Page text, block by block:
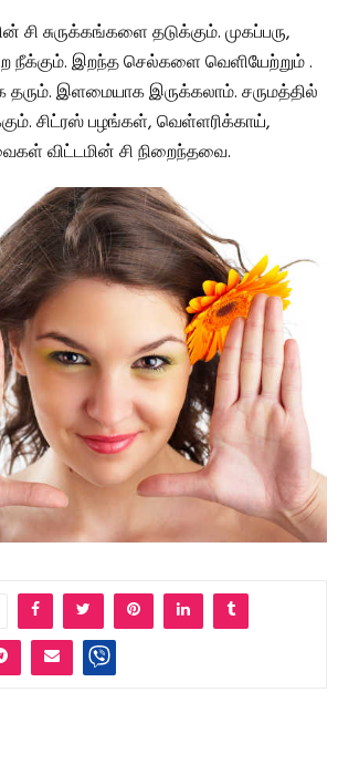
சி சுருக்கங்களை தடுக்கும். முகப்பரு,
நீக்கும். இறந்த செல்களை வெளியேற்றும் .
இளமையாக இருக்கலாம். சருமத்தில்
சிட்ரஸ் பழங்கள், வெள்ளரிக்காய்,
விட்டமின் சி நிறைந்தவை.